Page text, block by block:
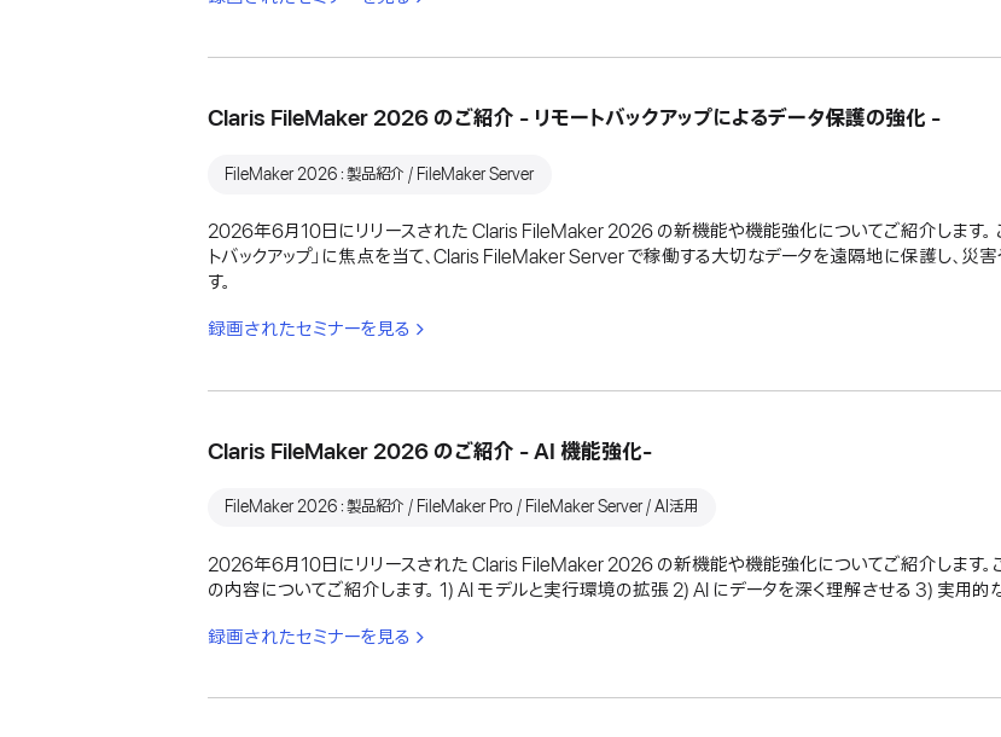
Claris FileMaker 2026 のご紹介 - リモートバックアップによるデータ保護の強化 -
FileMaker 2026：製品紹介 / FileMaker Server
2026年6月10日にリリースされた Claris FileMaker 2026 の新機能や機能強化についてご紹介します。 こ
トバックアップ」に焦点を当て、Claris FileMaker Server で稼働する大切なデータを遠隔地に保護し、
す。
録画されたセミナーを見る
Claris FileMaker 2026 のご紹介 - AI 機能強化-
FileMaker 2026：製品紹介 / FileMaker Pro / FileMaker Server / AI活用
2026年6月10日にリリースされた Claris FileMaker 2026 の新機能や機能強化についてご紹介します。
の内容についてご紹介します。 1) AI モデルと実行環境の拡張 2) AI にデータを深く理解させる 3) 実用
録画されたセミナーを見る